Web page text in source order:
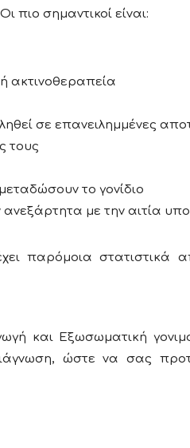
πιο σημαντικοί είναι:
ακτινοθεραπεία
σε επανειλημμένες
τους
το γονίδιο
με την αιτία
παρόμοια στατιστικά
και Εξωσωματική
ώστε να σας